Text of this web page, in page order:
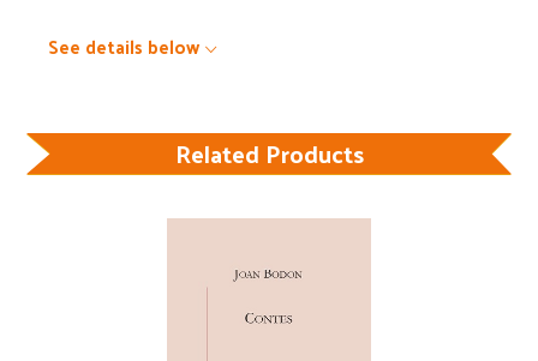
See details below
Related Products